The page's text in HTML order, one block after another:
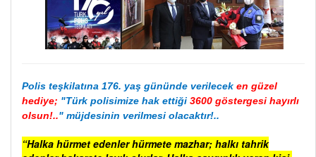
Polis teşkilatına 176. yaş gününde verilecek en güzel
hediye; "Türk polisimize hak ettiği 3600 göstergesi hayırlı
olsun!.." müjdesinin verilmesi olacaktır!..
“Halka hürmet edenler hürmete mazhar; halkı tahrik